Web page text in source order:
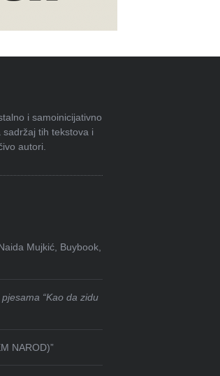
i samoinicijativno
sadržaj tih tekstova i
autori.
Mujkić, Buybook,
“Kao da zidu
NAROD)”